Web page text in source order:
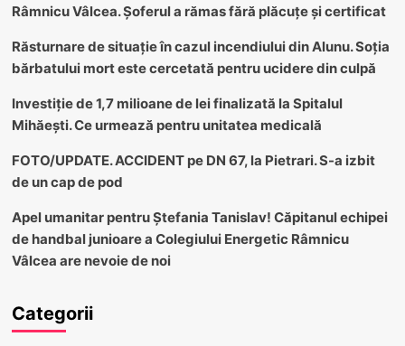
Râmnicu Vâlcea. Șoferul a rămas fără plăcuțe și certificat
Răsturnare de situație în cazul incendiului din Alunu. Soția
bărbatului mort este cercetată pentru ucidere din culpă
Investiție de 1,7 milioane de lei finalizată la Spitalul
Mihăești. Ce urmează pentru unitatea medicală
FOTO/UPDATE. ACCIDENT pe DN 67, la Pietrari. S-a izbit
de un cap de pod
Apel umanitar pentru Ștefania Tanislav! Căpitanul echipei
de handbal junioare a Colegiului Energetic Râmnicu
Vâlcea are nevoie de noi
Categorii